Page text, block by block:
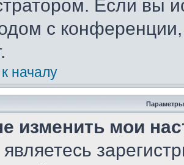
Если вы
с
началу
Параметры
изменить мои